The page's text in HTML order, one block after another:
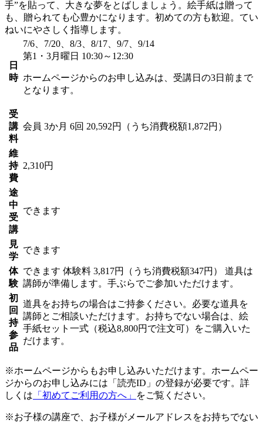
手”を貼って、大きな夢をとばしましょう。絵手紙は贈って
も、贈られても心豊かになります。初めての方も歓迎。てい
ねいにやさしく指導します。
日
時
7/6、7/20、8/3、8/17、9/7、9/14
第1・3月曜日 10:30～12:30
ホームページからのお申し込みは、受講日の3日前まで
となります。
受
講
料
会員 3か月 6回 20,592円（うち消費税額1,872円）
維
持
費
2,310円
途
中
受
講
できます
見
学
できます
体
験
できます 体験料 3,817円（うち消費税額347円） 道具は
講師が準備します。手ぶらでご参加いただけます。
初
回
持
参
品
道具をお持ちの場合はご持参ください。必要な道具を
講師とご相談いただけます。お持ちでない場合は、絵
手紙セット一式（税込8,800円で注文可）をご購入いた
だけます。
※ホームページからもお申し込みいただけます。ホームペー
ジからのお申し込みには「読売ID」の登録が必要です。詳
しくは 「初めてご利用の方へ」 をご覧ください。
※お子様の講座で、お子様がメールアドレスをお持ちでない